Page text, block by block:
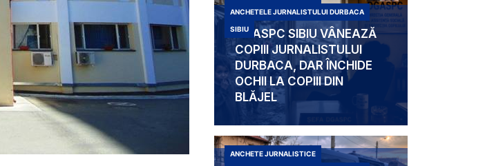
DGASPC SIBIU VÂNEAZĂ
COPIII JURNALISTULUI
DURBACA, DAR ÎNCHIDE
OCHII LA COPIII DIN
BLĂJEL
ANCHETELE JURNALISTULUI DURBACA
SIBIU
ANCHETE JURNALISTICE